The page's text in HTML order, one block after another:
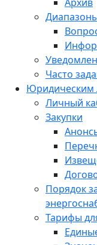
Часто
Юридическим
Личный
Закупки
Порядок
Тарифы